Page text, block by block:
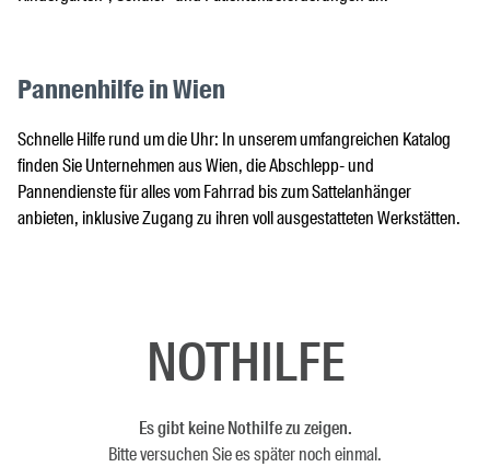
Pannenhilfe in Wien
Schnelle Hilfe rund um die Uhr: In unserem umfangreichen Katalog
finden Sie Unternehmen aus Wien, die Abschlepp- und
Pannendienste für alles vom Fahrrad bis zum Sattelanhänger
anbieten, inklusive Zugang zu ihren voll ausgestatteten Werkstätten.
NOTHILFE
Es gibt keine Nothilfe zu zeigen.
Bitte versuchen Sie es später noch einmal.